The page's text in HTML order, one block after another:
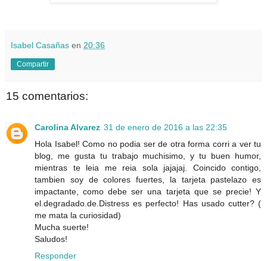
Isabel Casañas en 20:36
Compartir
15 comentarios:
Carolina Alvarez 31 de enero de 2016 a las 22:35
Hola Isabel! Como no podia ser de otra forma corri a ver tu
blog, me gusta tu trabajo muchisimo, y tu buen humor,
mientras te leia me reia sola jajajaj. Coincido contigo,
tambien soy de colores fuertes, la tarjeta pastelazo es
impactante, como debe ser una tarjeta que se precie! Y
el.degradado.de.Distress es perfecto! Has usado cutter? (
me mata la curiosidad)
Mucha suerte!
Saludos!
Responder